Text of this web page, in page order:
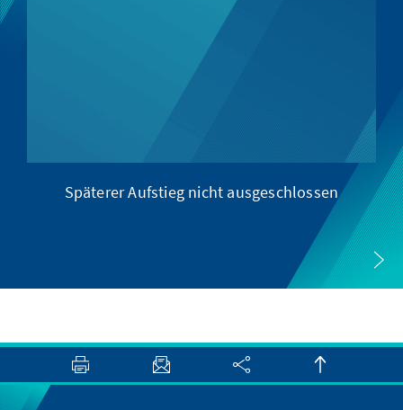
Späterer Aufstieg nicht ausgeschlossen